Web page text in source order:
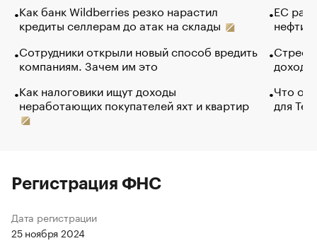
Как банк Wildberries резко нарастил
кредиты селлерам до атак на склады
Сотрудники открыли новый способ вредить
компаниям. Зачем им это
Как налоговики ищут доходы
неработающих покупателей яхт и квартир
ЕС
нефти
Что
для
Регистрация ФНС
Дата регистрации
25 ноября 2024